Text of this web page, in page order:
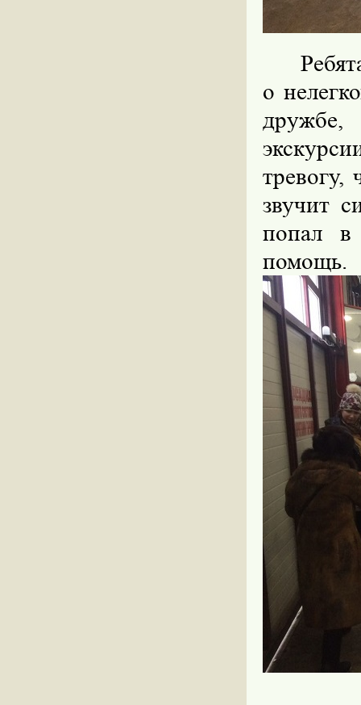
о
тревогу,
звучит
попал
помощь.